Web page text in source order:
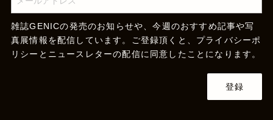
雑誌GENICの発売のお知らせや、今週のおすすめ記事や写
真展情報を配信しています。ご登録頂くと、 プライバシーポ
リシー とニュースレターの配信に同意したことになります。
登録